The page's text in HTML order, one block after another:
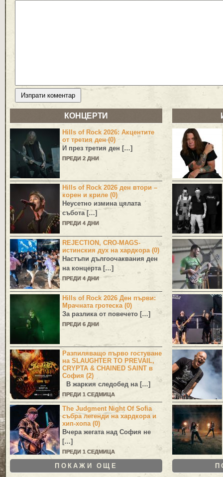
КОНЦЕРТИ
Hills of Rock 2026: Акцентите
от третия ден (0)
И през третия ден […]
ПРЕДИ 2 ДНИ
Hills of Rock 2026 ден втори –
корен и криле (0)
Неусетно измина цялата
събота […]
ПРЕДИ 4 ДНИ
REJECTION, CRO-MAGS-
истинския дух на хардкора (0)
Настъпи дългоочаквания ден
на концерта […]
ПРЕДИ 4 ДНИ
Hills of Rock 2026 Ден първи:
Мрачната гротеска (0)
За разлика от повечето […]
ПРЕДИ 6 ДНИ
Разпиляващо първо гостуване
на SLAUGHTER TO PREVAIL,
CRYPTA & CHAINED SAINT в
София (2)
В жаркия следобед на […]
ПРЕДИ 1 СЕДМИЦА
The Judgment Night Of Sofia
събра легенди на хардкора и
хип-хопа (0)
Вчера жегата над София не
[…]
ПРЕДИ 1 СЕДМИЦА
ПОКАЖИ ОЩЕ